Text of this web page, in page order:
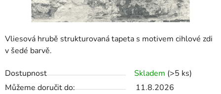
Vliesová hrubě strukturovaná tapeta s motivem cihlové zdi
v šedé barvě.
Dostupnost Skladem (>5 ks)
Můžeme doručit do:
11.8.2026